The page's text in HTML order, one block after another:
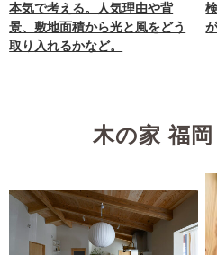
本気で考える。人気理由や背
景、敷地面積から光と風をどう
取り入れるかなど。
木の家 福